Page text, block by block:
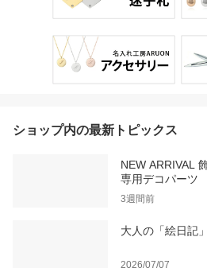
ショップ内の最新トピックス
NEW ARRIVAL
専用デコパーツ
3週間前
大人の「絵日記
2026/07/07